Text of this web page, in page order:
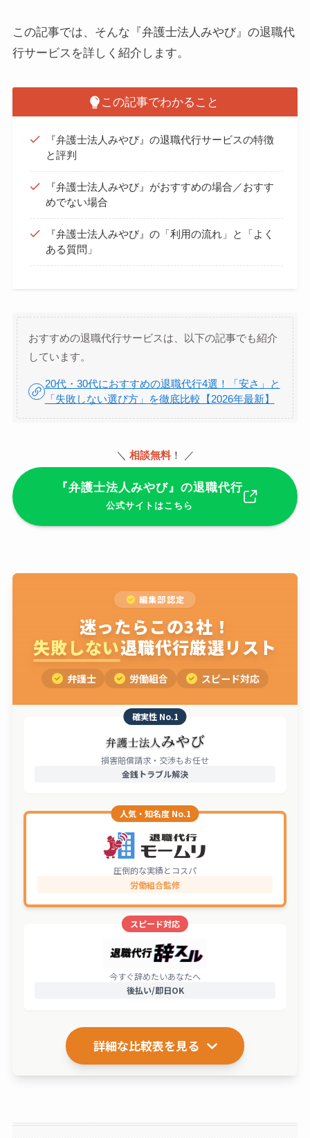
この記事では、そんな『弁護士法人みやび』の退職代
行サービスを詳しく紹介します。
この記事でわかること
『弁護士法人みやび』の退職代行サービスの特徴
と評判
『弁護士法人みやび』がおすすめの場合／おすす
めでない場合
『弁護士法人みやび』の「利用の流れ」と「よく
ある質問」
おすすめの退職代行サービスは、以下の記事でも紹介
しています。
20代・30代におすすめの退職代行4選！「安さ」と
「失敗しない選び方」を徹底比較【2026年最新】
＼ 相談無料！ ／
『弁護士法人みやび』の退職代行
公式サイトはこちら
編集部認定
迷ったらこの3社！
失敗しない退職代行厳選リスト
弁護士 労働組合 スピード対応
確実性 No.1
損害賠償請求・交渉もお任せ
金銭トラブル解決
人気・知名度 No.1
圧倒的な実績とコスパ
労働組合監修
スピード対応
今すぐ辞めたいあなたへ
後払い/即日OK
詳細な比較表を見る